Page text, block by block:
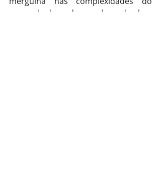
amor, da dor e das sombras da alma